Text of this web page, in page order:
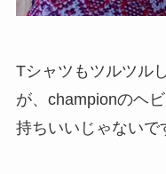
Tシャツもツルツル
が、championのヘ
持ちいいじゃないで